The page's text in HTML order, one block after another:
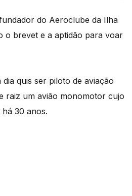
do Aeroclube da Ilha
o brevet e a aptidão para voar
quis ser piloto de aviação
raiz um avião monomotor cujo
30 anos.